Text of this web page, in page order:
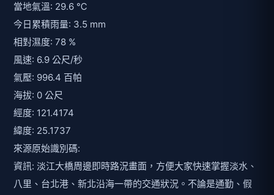
當地氣溫: 29.6 ℃
今日累積雨量: 3.5 mm
相對濕度: 78 %
風速: 6.9 公尺/秒
氣壓: 996.4 百帕
海拔: 0 公尺
經度: 121.4174
緯度: 25.1737
來源原始識別碼:
資訊: 淡江大橋周邊即時路況畫面，方便大家快速掌握淡水、
八里、台北港、新北沿海一帶的交通狀況。不論是通勤、假